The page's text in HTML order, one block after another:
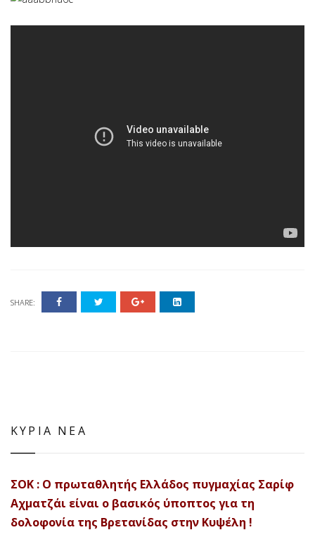
SHARE:
ΚΥΡΙΑ ΝΕΑ
ΣΟΚ : Ο πρωταθλητής Ελλάδος πυγμαχίας Σαρίφ
Αχματζάι είναι ο βασικός ύποπτος για τη
δολοφονία της Βρετανίδας στην Κυψέλη !